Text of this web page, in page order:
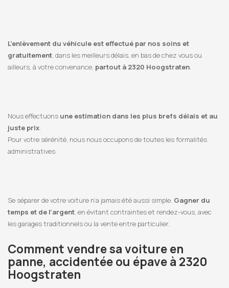
L’enlèvement du véhicule est effectué par nos soins et
gratuitement, dans les meilleurs délais, en bas de chez vous ou
ailleurs, à votre convenance, partout à 2320 Hoogstraten.
Nous effectuons une estimation dans les plus brefs délais et au
juste prix.
Pour votre sérénité, nous nous occupons de toutes les formalités
administratives.
Se séparer de votre voiture n’a jamais été aussi simple. Gagner du
temps et de l’argent, en évitant contraintes et rendez-vous, avec
les garages traditionnels ou la vente entre particulier.
Comment vendre sa voiture en
panne, accidentée ou épave à 2320
Hoogstraten